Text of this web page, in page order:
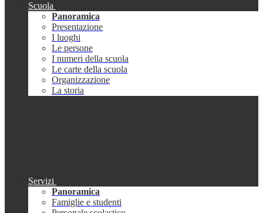
Scuola
Panoramica
Presentazione
I luoghi
Le persone
I numeri della scuola
Le carte della scuola
Organizzazione
La storia
Servizi
Panoramica
Famiglie e studenti